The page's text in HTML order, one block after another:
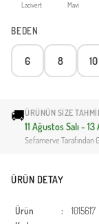
Lacivert Mavi
BEDEN
6 8 10
🚚ÜRÜNÜN SIZE
11 Ağustos Salı -
Sefamerve Tarafından
ÜRÜN DETAY
Ürün
: 1015617